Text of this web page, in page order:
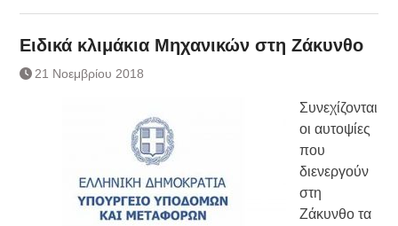
Ειδικά κλιμάκια Μηχανικών στη Ζάκυνθο
21 Νοεμβρίου 2018
Συνεχίζονται
οι αυτοψίες
που
διενεργούν
στη
Ζάκυνθο τα